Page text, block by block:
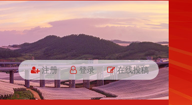
注册 登录 在线投稿